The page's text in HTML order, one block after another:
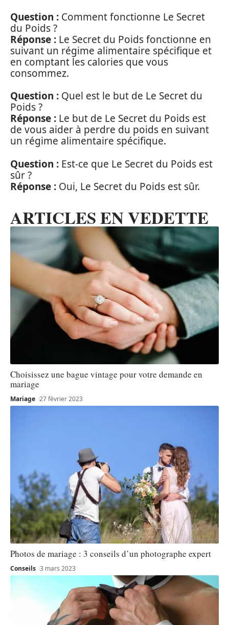
Question : Comment fonctionne Le Secret
du Poids ?
Réponse : Le Secret du Poids fonctionne en
suivant un régime alimentaire spécifique et
en comptant les calories que vous
consommez.
Question : Quel est le but de Le Secret du
Poids ?
Réponse : Le but de Le Secret du Poids est
de vous aider à perdre du poids en suivant
un régime alimentaire spécifique.
Question : Est-ce que Le Secret du Poids est
sûr ?
Réponse : Oui, Le Secret du Poids est sûr.
ARTICLES EN VEDETTE
Choisissez une bague vintage pour votre demande en
mariage
Mariage 27 février 2023
Photos de mariage : 3 conseils d’un photographe expert
Conseils 3 mars 2023